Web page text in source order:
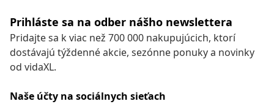
Prihláste sa na odber nášho newslettera
Pridajte sa k viac než 700 000 nakupujúcich, ktorí
dostávajú týždenné akcie, sezónne ponuky a novinky
od vidaXL.
Naše účty na sociálnych sieťach